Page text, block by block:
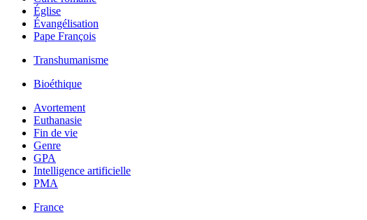
Église
Évangélisation
Pape François
Transhumanisme
Bioéthique
Avortement
Euthanasie
Fin de vie
Genre
GPA
Intelligence artificielle
PMA
France